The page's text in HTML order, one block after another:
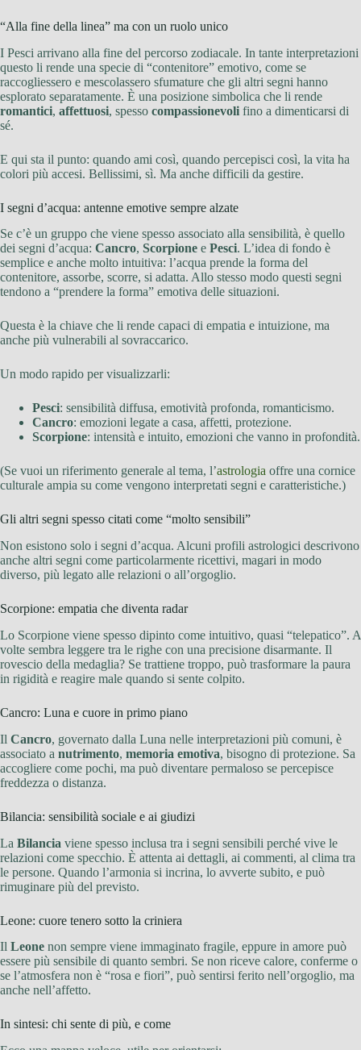
“Alla fine della linea” ma con un ruolo unico
I Pesci arrivano alla fine del percorso zodiacale. In tante interpretazioni
questo li rende una specie di “contenitore” emotivo, come se
raccogliessero e mescolassero sfumature che gli altri segni hanno
esplorato separatamente. È una posizione simbolica che li rende
romantici, affettuosi, spesso compassionevoli fino a dimenticarsi di
sé.
E qui sta il punto: quando ami così, quando percepisci così, la vita ha
colori più accesi. Bellissimi, sì. Ma anche difficili da gestire.
I segni d’acqua: antenne emotive sempre alzate
Se c’è un gruppo che viene spesso associato alla sensibilità, è quello
dei segni d’acqua: Cancro, Scorpione e Pesci. L’idea di fondo è
semplice e anche molto intuitiva: l’acqua prende la forma del
contenitore, assorbe, scorre, si adatta. Allo stesso modo questi segni
tendono a “prendere la forma” emotiva delle situazioni.
Questa è la chiave che li rende capaci di empatia e intuizione, ma
anche più vulnerabili al sovraccarico.
Un modo rapido per visualizzarli:
Pesci: sensibilità diffusa, emotività profonda, romanticismo.
Cancro: emozioni legate a casa, affetti, protezione.
Scorpione: intensità e intuito, emozioni che vanno in profondità.
(Se vuoi un riferimento generale al tema, l’astrologia offre una cornice
culturale ampia su come vengono interpretati segni e caratteristiche.)
Gli altri segni spesso citati come “molto sensibili”
Non esistono solo i segni d’acqua. Alcuni profili astrologici descrivono
anche altri segni come particolarmente ricettivi, magari in modo
diverso, più legato alle relazioni o all’orgoglio.
Scorpione: empatia che diventa radar
Lo Scorpione viene spesso dipinto come intuitivo, quasi “telepatico”. A
volte sembra leggere tra le righe con una precisione disarmante. Il
rovescio della medaglia? Se trattiene troppo, può trasformare la paura
in rigidità e reagire male quando si sente colpito.
Cancro: Luna e cuore in primo piano
Il Cancro, governato dalla Luna nelle interpretazioni più comuni, è
associato a nutrimento, memoria emotiva, bisogno di protezione. Sa
accogliere come pochi, ma può diventare permaloso se percepisce
freddezza o distanza.
Bilancia: sensibilità sociale e ai giudizi
La Bilancia viene spesso inclusa tra i segni sensibili perché vive le
relazioni come specchio. È attenta ai dettagli, ai commenti, al clima tra
le persone. Quando l’armonia si incrina, lo avverte subito, e può
rimuginare più del previsto.
Leone: cuore tenero sotto la criniera
Il Leone non sempre viene immaginato fragile, eppure in amore può
essere più sensibile di quanto sembri. Se non riceve calore, conferme o
se l’atmosfera non è “rosa e fiori”, può sentirsi ferito nell’orgoglio, ma
anche nell’affetto.
In sintesi: chi sente di più, e come